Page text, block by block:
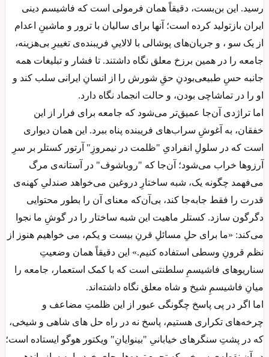
رسید. این بن‌بست، دقیقاً همان فرمولی است که فاشیسم دینی
ایران بازتولید کرده است؛ آنها برای سالیان با ترور و ماشینِ اعدام
از یک سو ، و جریان‌های پوشالی با لالاییِ فریبنده‌ی تغییرِ بی‌هزینه،
جامعه را در همین برزخ معلق نگاه داشتند. تا فشار و تبلیغات همه
جانبه حسِ طبیعی‌بودنِ حقِ شورش را از انسانِ ایرانی سلب کند و
او را در تماشاچی بودن، و حالت انجماد نگاه دارد.
اما تراژدی آن‌جا عمیق‌تر می‌شود که جامعه برای فرار از این
خفقان، به آغوشِ سراب‌های فریبنده پناه ببرد. این همان دیواری
است که در سلولِ انفرادیِ "ظلمت در نیمروزِ" آرتور کستلر بر سرِ
آرزوها خراب می‌شود؛ آن‌جا که "روباشوف" در آستانه‌ی مرگ
می‌فهمد چگونه یک، شبه ساختارِ دروغین می‌خواهد صندلیِ کهنه‌ی
قدرت را فقط جابه‌جا کند، بی‌آن‌که معنای آن را بطور محتوایی
دگرگون سازد. کستلر ماهیت این شبه ساختار را در گوشِ ما نجوا
می‌کند: «ما برای حلِ مسائلِ قرنِ بیست و یکم، می خواهیم هنوز از
نظم قرونِ وسطی استفاده ‌کنیم.» این دقیقاً همان وضعیتِ
سناریوهای فاشیسمِ سلطنتی است که با کمک استعمار، جامعه را
میانِ فاشیسمِ شیخ و شاه معلق نگاه داشته‌اند.
اما اگر در پی پاسخ چگونگی عبور از این ظلمتِ مضاعف و
چرخه‌های تکراری هستیم، پاسخ نه در راه حل های شاهی و شیخی،
که در پشتِ سنگرهای خیابانیِ "بینوایانِ" ویکتور هوگو ایستاده است؛